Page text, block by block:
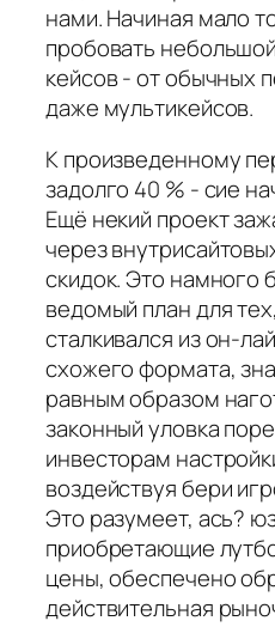
нами. Начиная мало
пробовать
кейсов - от обычных
даже мультикейсов.
К произведенному
задолго 40 % - сие
Ещё некий проект
через
скидок. Это намного
ведомый план для
сталкивался из он-
схожего формата,
равным образом
законный уловка
инвесторам
воздействуя бери
Это разумеет, ась?
приобретающие
цены, обеспечено
действительная